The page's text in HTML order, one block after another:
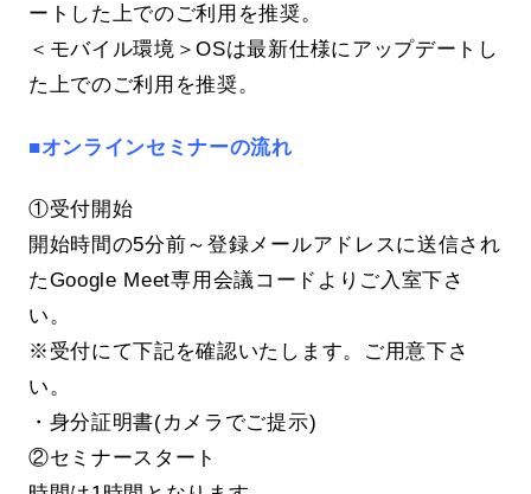
ートした上でのご利用を推奨。
＜モバイル環境＞OSは最新仕様にアップデートし
た上でのご利用を推奨。
■オンラインセミナーの流れ
①受付開始
開始時間の5分前～登録メールアドレスに送信され
たGoogle Meet専用会議コードよりご入室下さ
い。
※受付にて下記を確認いたします。ご用意下さ
い。
・身分証明書(カメラでご提示)
②セミナースタート